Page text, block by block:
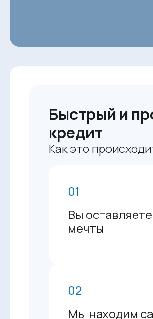
Быстрый и
кредит
Как это
01
Вы
мечты
02
Мы находим